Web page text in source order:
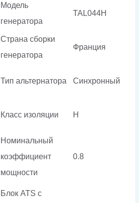
Модель
генератора
TAL044H
Страна сборки
генератора
Франция
Тип альтернатора Синхронный
Класс изоляции H
Номинальный
коэффициент
мощности
0.8
Блок ATS с